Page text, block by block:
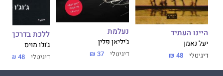
היינו העתיד
יעל נאמן
דיגיטלי 48 ₪
נעלמת
ג'יליאן פלין
דיגיטלי 37 ₪
ללכת בדרכך
ג'וג'ו מויס
דיגיטלי 48 ₪